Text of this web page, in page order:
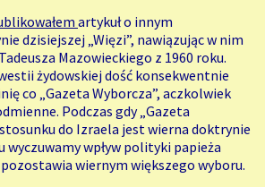
artykuł o innym
dzisiejszej „Więzi”, nawiązując w nim
Mazowieckiego z 1960 roku.
żydowskiej dość konsekwentnie
co „Gazeta Wyborcza”, aczkolwiek
Podczas gdy „Gazeta
do Izraela jest wierna doktrynie
wyczuwamy wpływ polityki papieża
wiernym większego wyboru.